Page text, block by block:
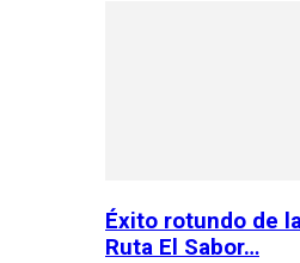
Éxito rotundo de
Ruta El Sabor…